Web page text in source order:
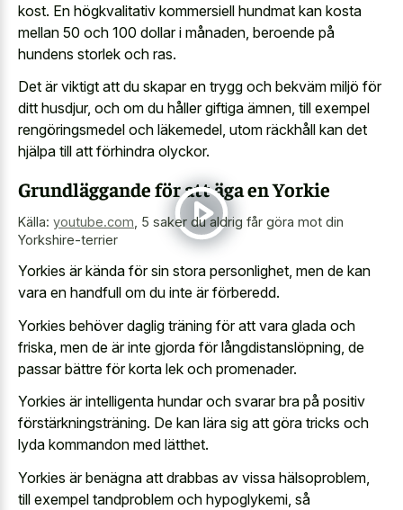
kost. En högkvalitativ kommersiell hundmat kan kosta
mellan 50 och 100 dollar i månaden, beroende på
hundens storlek och ras.
Det är viktigt att du skapar en trygg och bekväm miljö för
ditt husdjur, och om du håller giftiga ämnen, till exempel
rengöringsmedel och läkemedel, utom räckhåll kan det
hjälpa till att förhindra olyckor.
Grundläggande för att äga en Yorkie
Källa: youtube.com 5 saker du aldrig får göra mot din
Yorkshire-terrier
Yorkies är kända för sin stora personlighet, men de kan
vara en handfull om du inte är förberedd.
Yorkies behöver daglig träning för att vara glada och
friska, men de är inte gjorda för långdistanslöpning, de
passar bättre för korta lek och promenader.
Yorkies är intelligenta hundar och svarar bra på positiv
förstärkningsträning. De kan lära sig att göra tricks och
lyda kommandon med lätthet.
Yorkies är benägna att drabbas av vissa hälsoproblem,
till exempel tandproblem och hypoglykemi, så